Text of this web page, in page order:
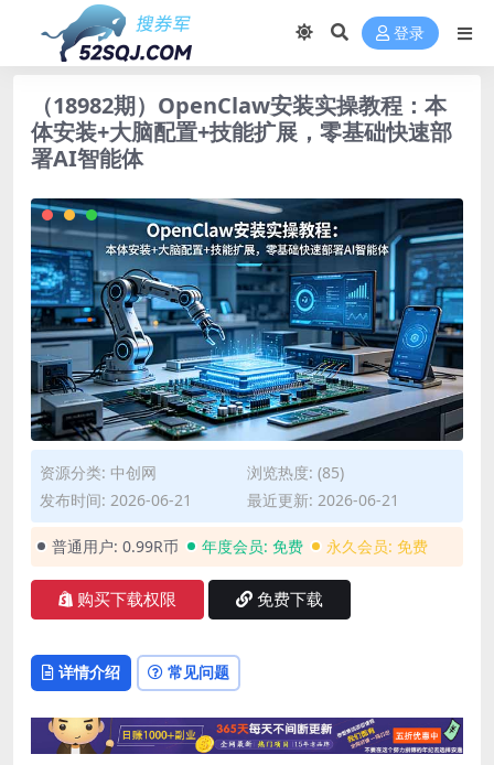
登录
（18982期）OpenClaw安装实操教程：本
体安装+大脑配置+技能扩展，零基础快速部
署AI智能体
资源分类: 中创网
浏览热度: (85)
发布时间: 2026-06-21
最近更新: 2026-06-21
普通用户: 0.99R币 年度会员: 免费 永久会员: 免费
购买下载权限 免费下载
详情介绍 常见问题